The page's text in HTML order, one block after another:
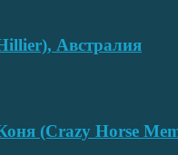
Австралия
(Crazy Horse